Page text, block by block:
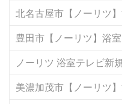
北名古屋市【ノーリツ
豊田市【ノーリツ】浴
ノーリツ 浴室テレビ新
美濃加茂市【ノーリツ